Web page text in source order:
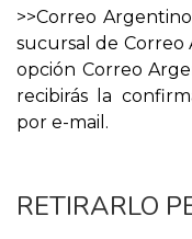
>>Correo
sucursal de Correo
opción Correo
recibirás la
por e-mail.
RETIRARLO